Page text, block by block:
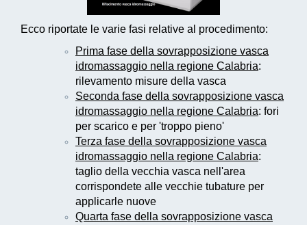
Ecco riportate le varie fasi relative al procedimento:
Prima fase della sovrapposizione vasca
idromassaggio nella regione Calabria:
rilevamento misure della vasca
Seconda fase della sovrapposizione vasca
idromassaggio nella regione Calabria: fori
per scarico e per 'troppo pieno'
Terza fase della sovrapposizione vasca
idromassaggio nella regione Calabria:
taglio della vecchia vasca nell'area
corrispondete alle vecchie tubature per
applicarle nuove
Quarta fase della sovrapposizione vasca